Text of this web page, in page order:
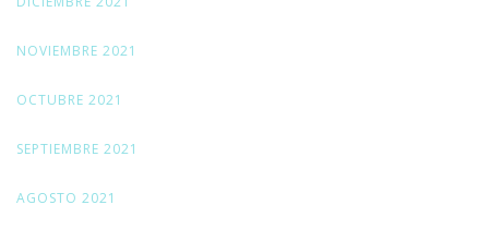
NOVIEMBRE 2021
OCTUBRE 2021
SEPTIEMBRE 2021
AGOSTO 2021